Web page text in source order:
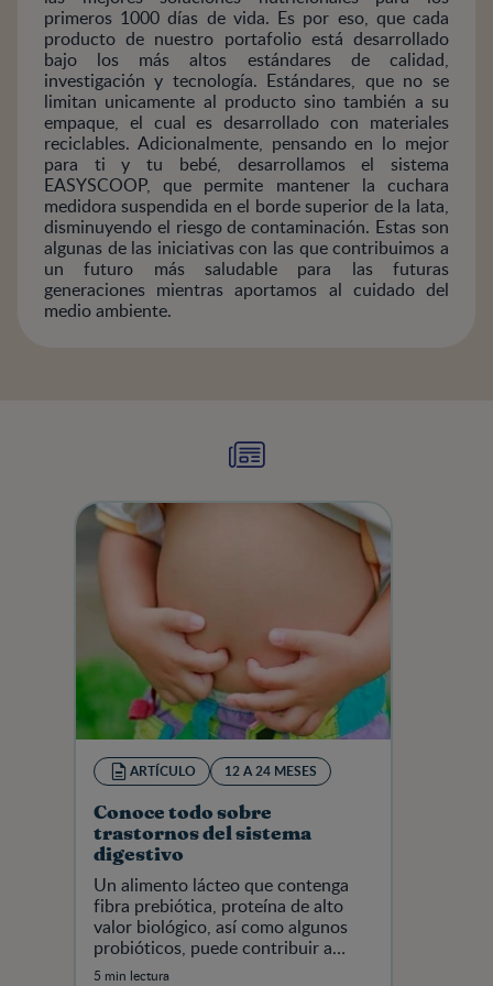
primeros 1000 días de vida. Es por eso, que cada
producto de nuestro portafolio está desarrollado
bajo los más altos estándares de calidad,
investigación y tecnología. Estándares, que no se
limitan unicamente al producto sino también a su
empaque, el cual es desarrollado con materiales
reciclables. Adicionalmente, pensando en lo mejor
para ti y tu bebé, desarrollamos el sistema
EASYSCOOP, que permite mantener la cuchara
medidora suspendida en el borde superior de la lata,
disminuyendo el riesgo de contaminación. Estas son
algunas de las iniciativas con las que contribuimos a
un futuro más saludable para las futuras
generaciones mientras aportamos al cuidado del
medio ambiente.
ARTÍCULO 12 A 24 MESES
Conoce todo sobre
trastornos del sistema
digestivo
Un alimento lácteo que contenga
fibra prebiótica, proteína de alto
valor biológico, así como algunos
probióticos, puede contribuir a
disminuir molestias menores en el
5 min lectura